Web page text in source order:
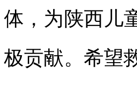
体，为陕西儿
极贡献。希望